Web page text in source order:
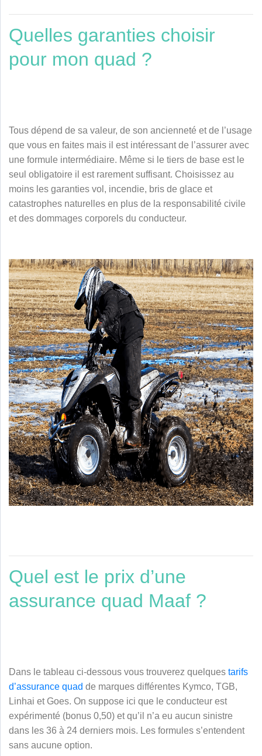
Quelles garanties choisir
pour mon quad ?
Tous dépend de sa valeur, de son ancienneté et de l’usage
que vous en faites mais il est intéressant de l’assurer avec
une formule intermédiaire. Même si le tiers de base est le
seul obligatoire il est rarement suffisant. Choisissez au
moins les garanties vol, incendie, bris de glace et
catastrophes naturelles en plus de la responsabilité civile
et des dommages corporels du conducteur.
Quel est le prix d’une
assurance quad Maaf ?
Dans le tableau ci-dessous vous trouverez quelques tarifs
d’assurance quad de marques différentes Kymco, TGB,
Linhai et Goes. On suppose ici que le conducteur est
expérimenté (bonus 0,50) et qu’il n’a eu aucun sinistre
dans les 36 à 24 derniers mois. Les formules s’entendent
sans aucune option.